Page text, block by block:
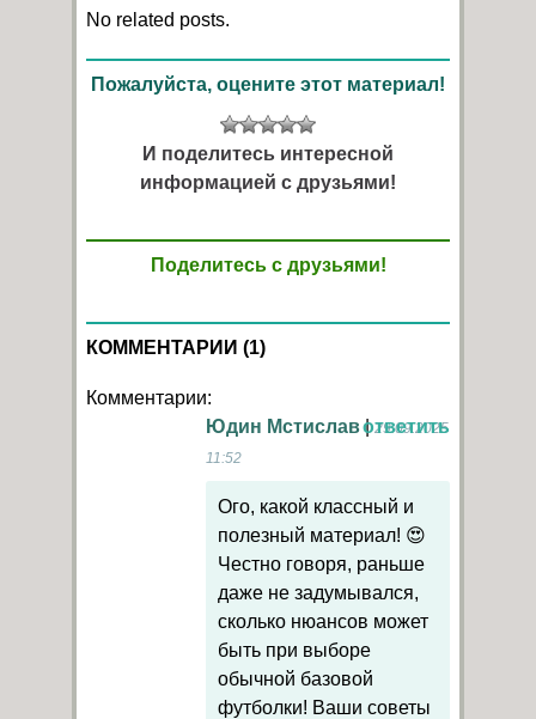
No related posts.
Пожалуйста, оцените этот материал!
И поделитесь интересной
информацией с друзьями!
Поделитесь с друзьями!
КОММЕНТАРИИ (1)
Комментарии:
Юдин Мстислав|29.09.2025
11:52
ответить
Ого, какой классный и
полезный материал! 😍
Честно говоря, раньше
даже не задумывался,
сколько нюансов может
быть при выборе
обычной базовой
футболки! Ваши советы